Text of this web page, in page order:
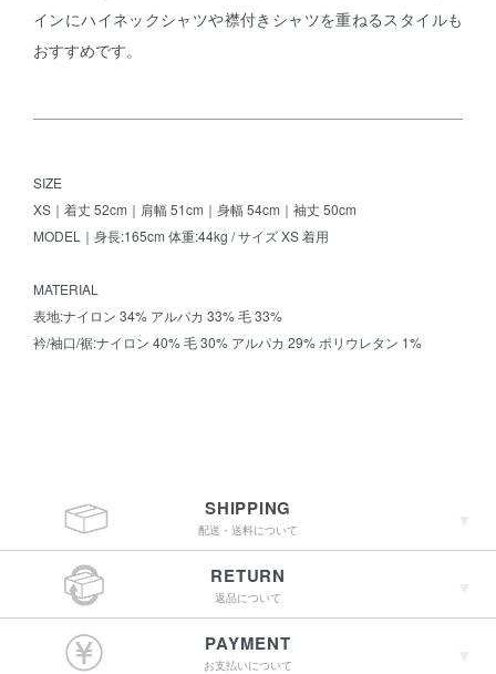
インにハイネックシャツや襟付きシャツを重ねるスタイルも
おすすめです。
SIZE
XS｜着丈 52cm｜肩幅 51cm｜身幅 54cm｜袖丈 50cm
MODEL｜身長:165cm 体重:44kg / サイズ XS 着用
MATERIAL
表地:ナイロン 34% アルパカ 33% 毛 33%
衿/袖口/裾:ナイロン 40% 毛 30% アルパカ 29% ポリウレタン 1%
SHIPPING
配送・送料について
￥4,400（税込）以上
のご購入で送料無料
RETURN
返品について
PAYMENT
お支払いについて